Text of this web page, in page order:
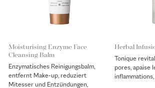
Moisturising Enzyme Face
Cleansing Balm
Enzymatisches Reinigungsbalm,
entfernt Make-up, reduziert
Mitesser und Entzündungen,
Herbal
Tonique
pores, apaise